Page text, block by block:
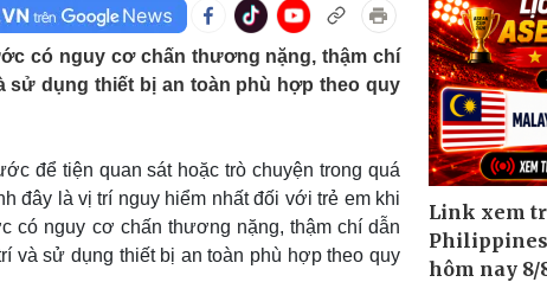
Ô tô - Xe máy
Ô tô
Doanh nghiệp
Thông tin doanh nghiệp
Doanh nghiệp 24h
Doanh nhân
Vì cộng đồng
Giải trí
Nghệ sĩ
Du lịch
Tư vấn
có nguy cơ chấn thương nặng, thậm chí
dụng thiết bị an toàn phù hợp theo quy
để tiện quan sát hoặc trò chuyện trong quá
đây là vị trí nguy hiểm nhất đối với trẻ em khi
có nguy cơ chấn thương nặng, thậm chí dẫn
và sử dụng thiết bị an toàn phù hợp theo quy
Link xem
Philippines
hôm nay 8/